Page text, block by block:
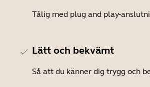
Tålig med plug and play-
Lätt och bekvämt
Så att du känner dig trygg och